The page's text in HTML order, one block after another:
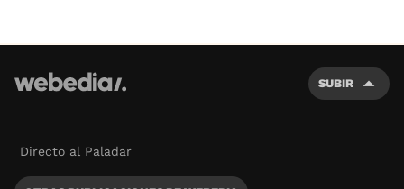
SUBIR
Directo al Paladar